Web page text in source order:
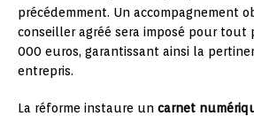
précédemment. Un accompagnement
conseiller agréé sera imposé pour tout
000 euros, garantissant ainsi la
entrepris.
La réforme instaure un carnet